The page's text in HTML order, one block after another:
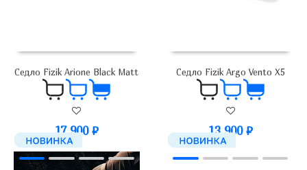
Седло Fizik Arione Black Matt
17 900 ₽
Седло Fizik Argo Vento X5
13 900 ₽